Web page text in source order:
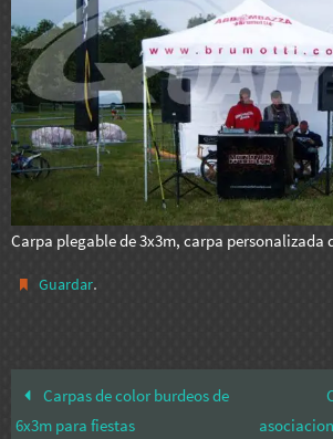
Carpa plegable de 3x3m, carpa personalizada
Guardar.
Carpas de color burdeos de
6x3m para fiestas